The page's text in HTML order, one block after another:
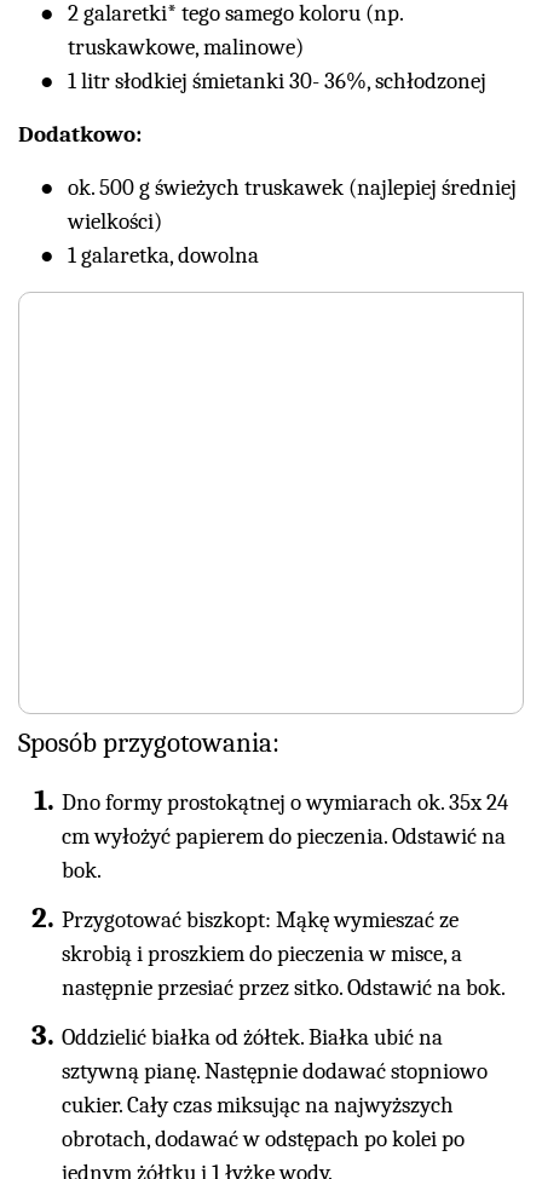
2 galaretki* tego samego koloru (np.
truskawkowe, malinowe)
1 litr słodkiej śmietanki 30- 36%, schłodzonej
Dodatkowo:
ok. 500 g świeżych truskawek (najlepiej średniej
wielkości)
1 galaretka, dowolna
Sposób przygotowania:
Dno formy prostokątnej o wymiarach ok. 35x 24
cm wyłożyć papierem do pieczenia. Odstawić na
bok.
Przygotować biszkopt: Mąkę wymieszać ze
skrobią i proszkiem do pieczenia w misce, a
następnie przesiać przez sitko. Odstawić na bok.
Oddzielić białka od żółtek. Białka ubić na
sztywną pianę. Następnie dodawać stopniowo
cukier. Cały czas miksując na najwyższych
obrotach, dodawać w odstępach po kolei po
jednym żółtku i 1 łyżkę wody.